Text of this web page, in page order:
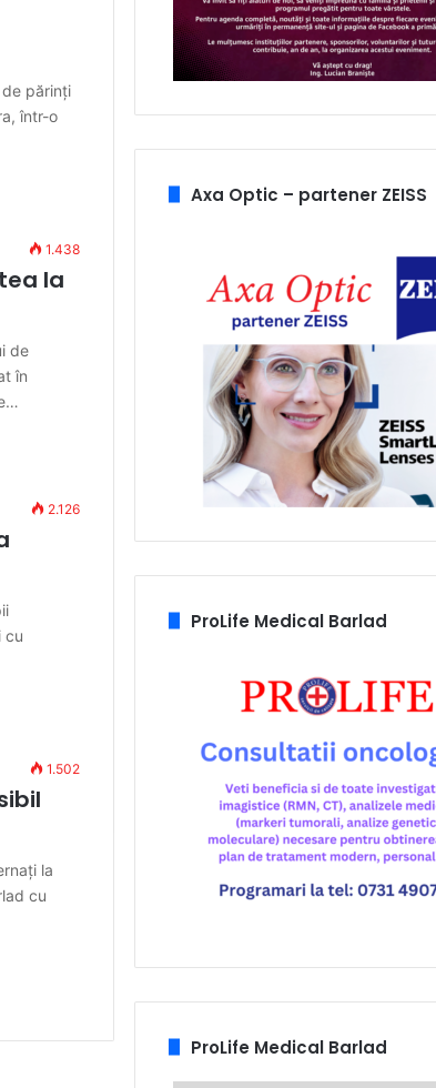
părinți
într-o
1.438
la
de
în
2.126
cu
1.502
la
cu
Axa Optic – partener ZEISS
ProLife Medical Barlad
ProLife Medical Barlad